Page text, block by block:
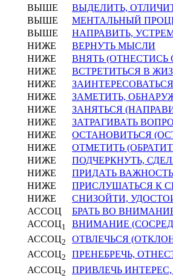
ВЫШЕ
ВЫДЕЛИТЬ,
ВЫШЕ
МЕНТАЛЬНЫЙ
ВЫШЕ
НАПРАВИТЬ,
НИЖЕ
ВЕРНУТЬ МЫСЛИ
НИЖЕ
ВНЯТЬ
НИЖЕ
ВСТРЕТИТЬСЯ В
НИЖЕ
ЗАИНТЕРЕСОВАТЬСЯ
НИЖЕ
ЗАМЕТИТЬ,
НИЖЕ
ЗАНЯТЬСЯ
НИЖЕ
ЗАТРАГИВАТЬ
НИЖЕ
ОСТАНОВИТЬСЯ
НИЖЕ
ОТМЕТИТЬ
НИЖЕ
ПОДЧЕРКНУТЬ,
НИЖЕ
ПРИДАТЬ ВАЖНОСТЬ
НИЖЕ
ПРИСЛУШАТЬСЯ К
НИЖЕ
СНИЗОЙТИ,
АССОЦ
БРАТЬ ВО
АССОЦ1
ВНИМАНИЕ
АССОЦ2
ОТВЛЕЧЬСЯ
АССОЦ2
ПРЕНЕБРЕЧЬ,
АССОЦ2 ПРИВЛЕЧЬ